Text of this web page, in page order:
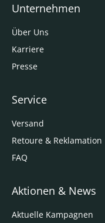
Unternehmen
Über Uns
Karriere
Presse
Service
Versand
Retoure & Reklamation
FAQ
Aktionen & News
Aktuelle Kampagnen